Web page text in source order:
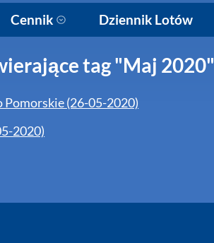
Cennik Dziennik Lotów
tag "Maj 2020"
(26-05-2020)
2020)